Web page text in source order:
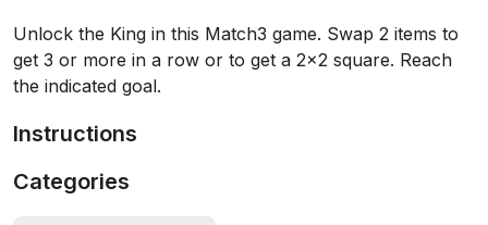
Unlock the King in this Match3 game. Swap 2 items to
get 3 or more in a row or to get a 2x2 square. Reach
the indicated goal.
Instructions
Categories